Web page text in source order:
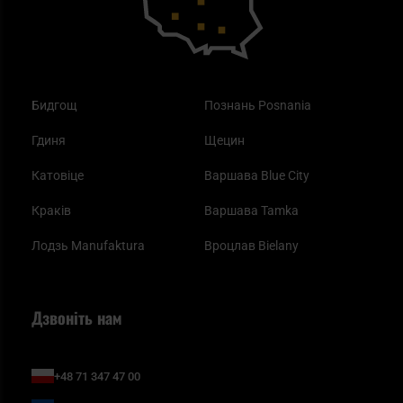
Бидгощ
Гдиня
Катовіце
Краків
Лодзь Manufaktura
Познань Posnania
Щецин
Варшава Blue City
Варшава Tamka
Вроцлав Bielany
Дзвоніть нам
+48 71 347 47 00